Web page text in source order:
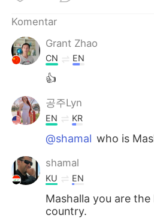
Komentar
Grant Zhao
CN EN
👍
공주Lyn
EN KR
@shamal who is
shamal
KU EN
Mashalla you are
country.